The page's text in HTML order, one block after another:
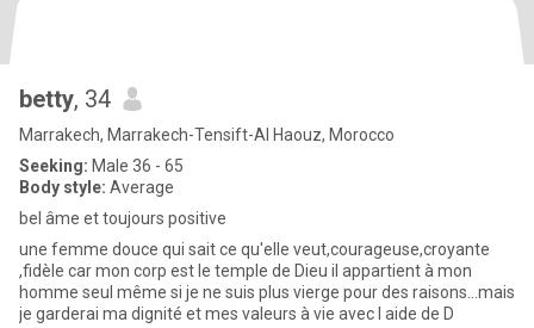
betty, 34
Marrakech, Marrakech-Tensift-Al Haouz, Morocco
Seeking: Male 36 - 65
Body style: Average
bel âme et toujours positive
une femme douce qui sait ce qu'elle veut,courageuse,croyante
,fidèle car mon corp est le temple de Dieu il appartient à mon
homme seul même si je ne suis plus vierge pour des raisons...mais
je garderai ma dignité et mes valeurs à vie avec l aide de D